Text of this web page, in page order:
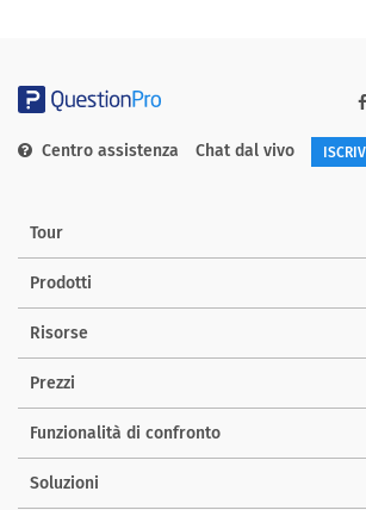
Centro assistenza Chat dal vivo
Tour
Prodotti
Risorse
Prezzi
Funzionalità di confronto
Soluzioni